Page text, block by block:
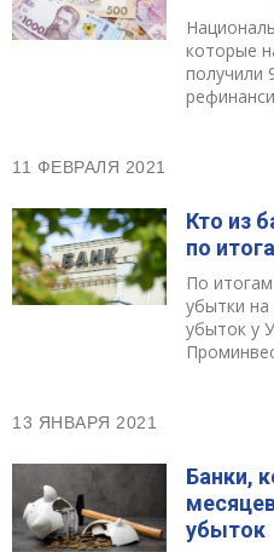
которые
получили
11 ФЕВРАЛЯ 2021
Кто из
по
По
убытки
убыток у
13 ЯНВАРЯ 2021
Банки,
убыток